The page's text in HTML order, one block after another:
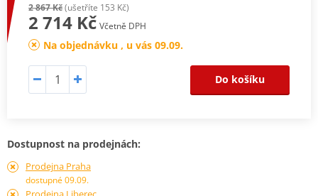
2 867 Kč(ušetříte 153 Kč)
2 714 Kč Včetně DPH
Na objednávku , u vás 09.09.
Do košíku
Dostupnost na prodejnách:
Prodejna Praha
dostupné 09.09.